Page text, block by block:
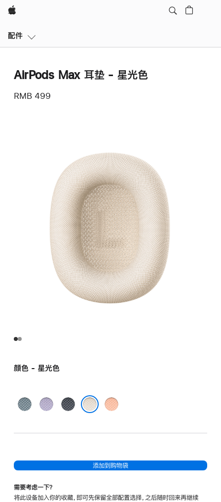
Apple
配件
AirPods Max 耳垫 - 星光色
RMB 499
颜色 - 星光色
蓝
紫
午
橙
添加到购物袋
需要考虑一下？
将此设备加入你的收藏，即可先保留全部配置选择，之后随时回来再继续